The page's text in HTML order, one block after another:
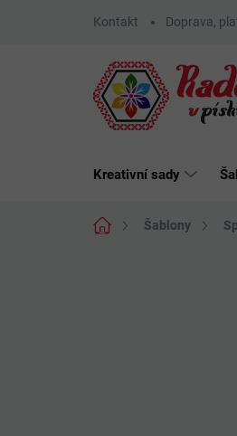
Kontakt Doprava,
Kreativní sady
Domů Šablony